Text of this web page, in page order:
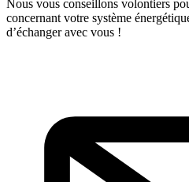
Nous vous conseillons volontiers
concernant votre système
d’échanger avec vous !